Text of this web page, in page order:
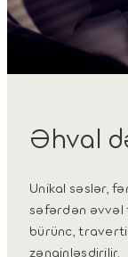
Əhval
Unikal səslər,
səfərdən əvvəl
bürünc,
zənginləşdirilir.